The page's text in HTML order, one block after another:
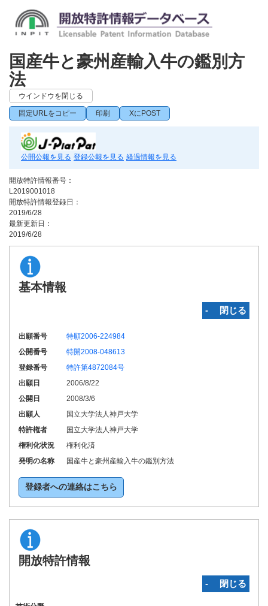
国産牛と豪州産輸入牛の鑑別方
法
ウインドウを閉じる
固定URLをコピー 印刷 XにPOST
公開公報を見る 登録公報を見る 経過情報を見る
開放特許情報番号：
L2019001018
開放特許情報登録日：
2019/6/28
最新更新日：
2019/6/28
基本情報
‐ 閉じる
出願番号
特願2006-224984
公開番号
特開2008-048613
登録番号
特許第4872084号
出願日
2006/8/22
公開日
2008/3/6
出願人
国立大学法人神戸大学
特許権者
国立大学法人神戸大学
権利化状況
権利化済
発明の名称
国産牛と豪州産輸入牛の鑑別方法
登録者への連絡はこちら
開放特許情報
‐ 閉じる